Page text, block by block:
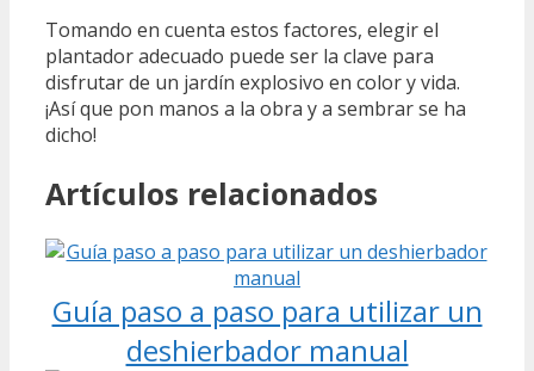
Tomando en cuenta estos factores, elegir el
plantador adecuado puede ser la clave para
disfrutar de un jardín explosivo en color y vida.
¡Así que pon manos a la obra y a sembrar se ha
dicho!
Artículos relacionados
Guía paso a paso para utilizar un
deshierbador manual